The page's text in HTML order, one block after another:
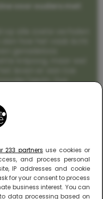
233 partners use cookies or
and process personal
IP addresses and cookie
for your consent to process
business interest. You can
data processing based on
voor ouders met
Dus